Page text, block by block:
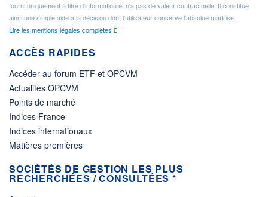
fourni uniquement à titre d'information et n'a pas de valeur contractuelle. Il constitue
ainsi une simple aide à la décision dont l'utilisateur conserve l'absolue maîtrise.
Lire les mentions légales complètes
ACCÈS RAPIDES
Accéder au forum ETF et OPCVM
Actualités OPCVM
Points de marché
Indices France
Indices internationaux
Matières premières
SOCIÉTÉS DE GESTION LES PLUS
RECHERCHÉES / CONSULTÉES *